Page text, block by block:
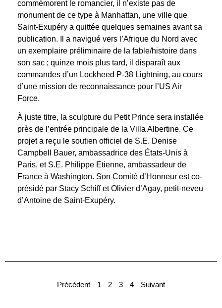
commémorent le romancier, il n’existe pas de
monument de ce type à Manhattan, une ville que
Saint-Exupéry a quittée quelques semaines avant sa
publication. Il a navigué vers l’Afrique du Nord avec
un exemplaire préliminaire de la fable/histoire dans
son sac ; quinze mois plus tard, il disparaît aux
commandes d’un Lockheed P-38 Lightning, au cours
d’une mission de reconnaissance pour l’US Air
Force.
À juste titre, la sculpture du Petit Prince sera installée
près de l’entrée principale de la Villa Albertine. Ce
projet a reçu le soutien officiel de S.E. Denise
Campbell Bauer, ambassadrice des États-Unis à
Paris, et S.E. Philippe Etienne, ambassadeur de
France à Washington. Son Comité d’Honneur est co-
présidé par Stacy Schiff et Olivier d’Agay, petit-neveu
d’Antoine de Saint-Exupéry.
Précédent 1 2 3 4 Suivant